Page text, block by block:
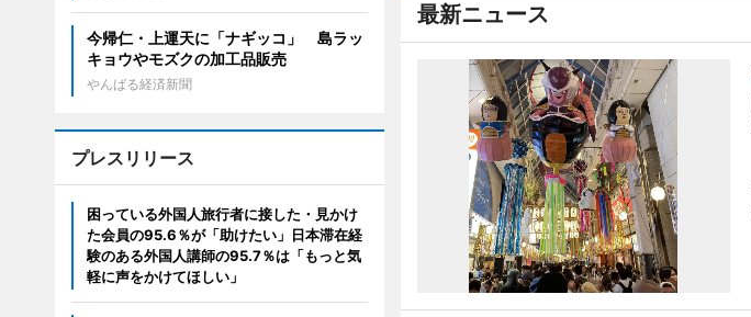
最新ニュース
今帰仁・上運天に「ナギッコ」 島ラッ
キョウやモズクの加工品販売
やんばる経済新聞
プレスリリース
困っている外国人旅行者に接した・見かけ
た会員の95.6％が「助けたい」日本滞在経
験のある外国人講師の95.7％は「もっと気
軽に声をかけてほしい」